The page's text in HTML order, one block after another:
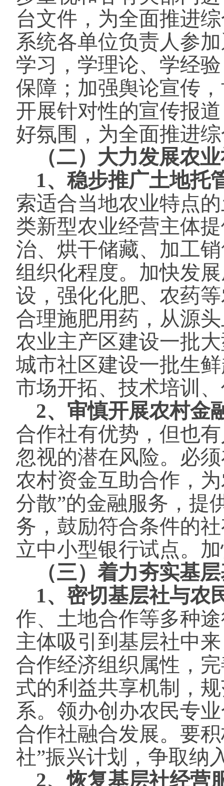
台文件，为全面推进
系统各单位负责人参
学习，学理论、学经
保障；加强舆论宣传
开展针对性的宣传报
好氛围，为全面推进
（二）大力发展农
1、稳步推广土地托
索适合当地农业特点
类新型农业经营主体
治、烘干储藏、加工
组织化程度。加快发
设，强化化肥、农药
合理施肥用药，从源
农业主产区建设一批
城市社区建设一批生
市场开拓、技术培训
2、审慎开展农村金
合作社有优势，但也
忽视的潜在风险。必
农村资金互助合作，
分散”的金融服务，提
务，鼓励符合条件的
立中小型银行试点。
（三）着力夯实基
1、密切基层社与农
作、土地合作等多种
主体吸引到基层社中
合作经济组织属性，
式的利益共享机制，
系。领办创办农民专
合作社融合发展。要
社”振兴计划，争取纳
2、恢复基层社经营